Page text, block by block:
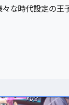
な時代設定の